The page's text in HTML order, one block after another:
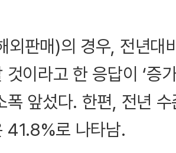
외판매)의 경우, 전년대
것이라고 한 응답이 ‘증
폭 앞섰다. 한편, 전년
41.8%로 나타남.